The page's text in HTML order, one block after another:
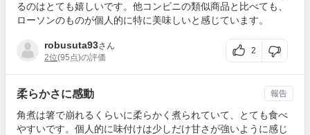
るのはとても嬉しいです。他コンビニの類似商品と比べても、
ローソンのものが個人的に特に美味しいと感じています。
robusuta93さん
2位(95点)の評価
2
柔らかさに感動
角煮は箸で崩れるくらいに柔らかく煮られていて、とても食べ
やすいです。個人的に味付けは少しだけ甘さが強いように感じ
報告